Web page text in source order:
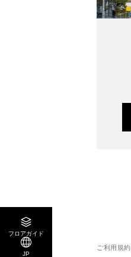
フロアガイド
JP
ご利用規約